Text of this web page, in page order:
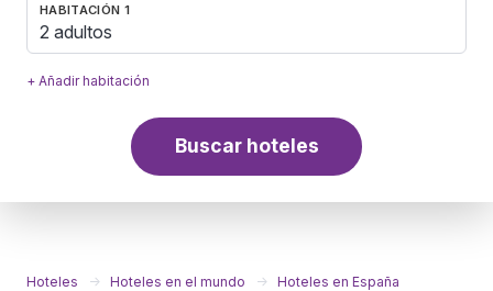
HABITACIÓN 1
2 adultos
+ Añadir habitación
Buscar hoteles
Hoteles Hoteles en el mundo
Hoteles en España